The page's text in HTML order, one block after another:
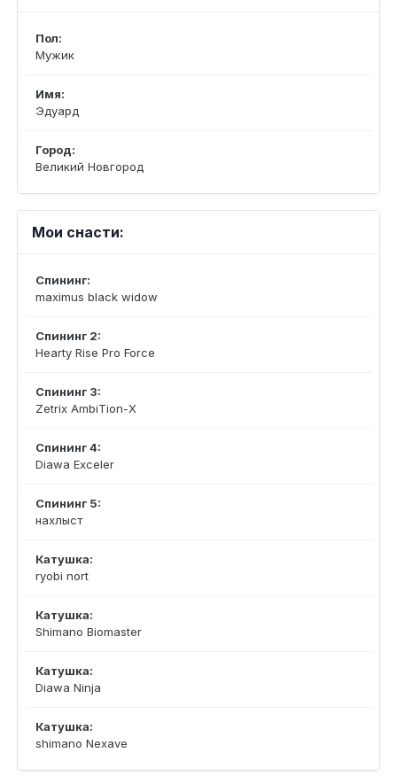
Пол:
Мужик
Имя:
Эдуард
Город:
Великий Новгород
Мои снасти:
Спининг:
maximus black widow
Спининг 2:
Hearty Rise Pro Force
Спининг 3:
Zetrix AmbiTion-X
Спининг 4:
Diawa Exceler
Спининг 5:
нахлыст
Катушка:
ryobi nort
Катушка:
Shimano Biomaster
Катушка:
Diawa Ninja
Катушка:
shimano Nexave